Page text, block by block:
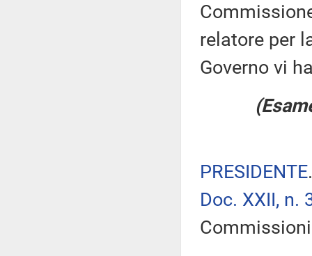
relatore per
Governo vi
PRESIDENTE
Doc. XXII, n.